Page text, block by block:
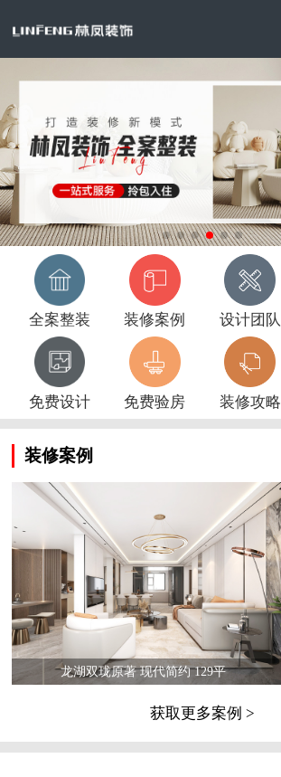
全案整装 装修案例 设计团队
免费设计 免费验房 装修攻略
装修案例
龙湖双珑原著 现代简约 129平
获取更多案例 >